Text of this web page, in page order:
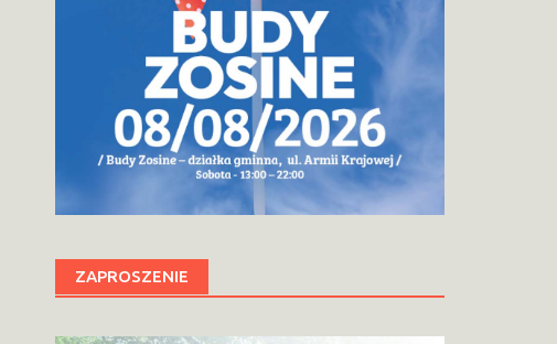
ZAPROSZENIE